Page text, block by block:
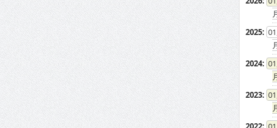
2025: 01
2024: 01
2023: 01